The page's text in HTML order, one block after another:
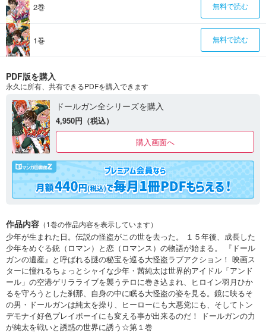
2巻 無料で読む
1巻 無料で読む
PDF版を購入
永久に所有、共有できるPDFを購入できます
ドールガン全シリーズを購入
4,950円（税込）
購入画面へ
作品内容 （1巻の作品内容を表示しています）
少年が生まれた日。伝説の怪盗がこの世を去った。 １５年後、成長した
少年をめぐる銃（ロマン）と恋（ロマンス）の物語が始まる。 『ドール
ガンの遺産』と呼ばれる謎の秘宝を巡る大怪盗ラブアクション！ 映画ス
ターに憧れるちょっとシャイな少年・茜純太は世界的アイドル「アンド
ール」の空港ゲリラライブを襲うテロに巻き込まれ、ヒロイン羽月ひか
るを守ろうとした刹那、自身の中に眠る大怪盗の姿を見る。鏡に映るそ
の男・ドールガンは純太を操り、ヒーローにも大悪党にも、そしてトン
デモナイ好色プレイボーイにも変える事が出来るのだ！ ドールガンの力
が純太を戦いと誘惑の世界に誘う☆第１巻